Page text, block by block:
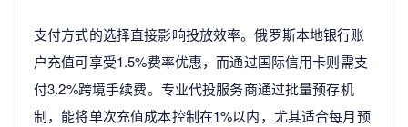
支付方式的选择直接影响投放效率。俄罗斯本地银行账
户充值可享受1.5%费率优惠，而通过国际信用卡则需支
付3.2%跨境手续费。专业代投服务商通过批量预存机
制，能将单次充值成本控制在1%以内，尤其适合每月预